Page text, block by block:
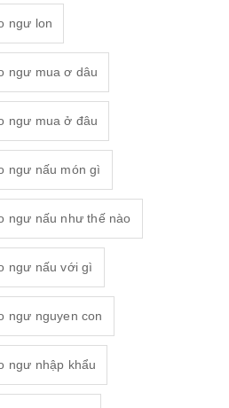
ngư lon
ngư mua ơ dâu
ngư mua ở đâu
ngư nấu món gì
ngư nấu như thế nào
ngư nấu với gì
ngư nguyen con
ngư nhập khẩu